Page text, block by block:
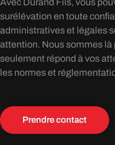
Avec Durand Fils, vous
surélévation en toute
administratives et légales
attention. Nous sommes là
seulement répond à vos
les normes et
Prendre contact